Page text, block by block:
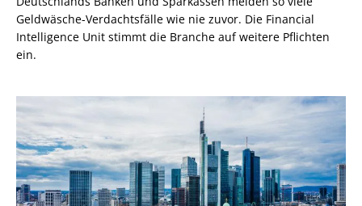
Geldwäsche-Verdachtsfälle wie nie zuvor. Die Financial
Intelligence Unit stimmt die Branche auf weitere Pflichten
ein.